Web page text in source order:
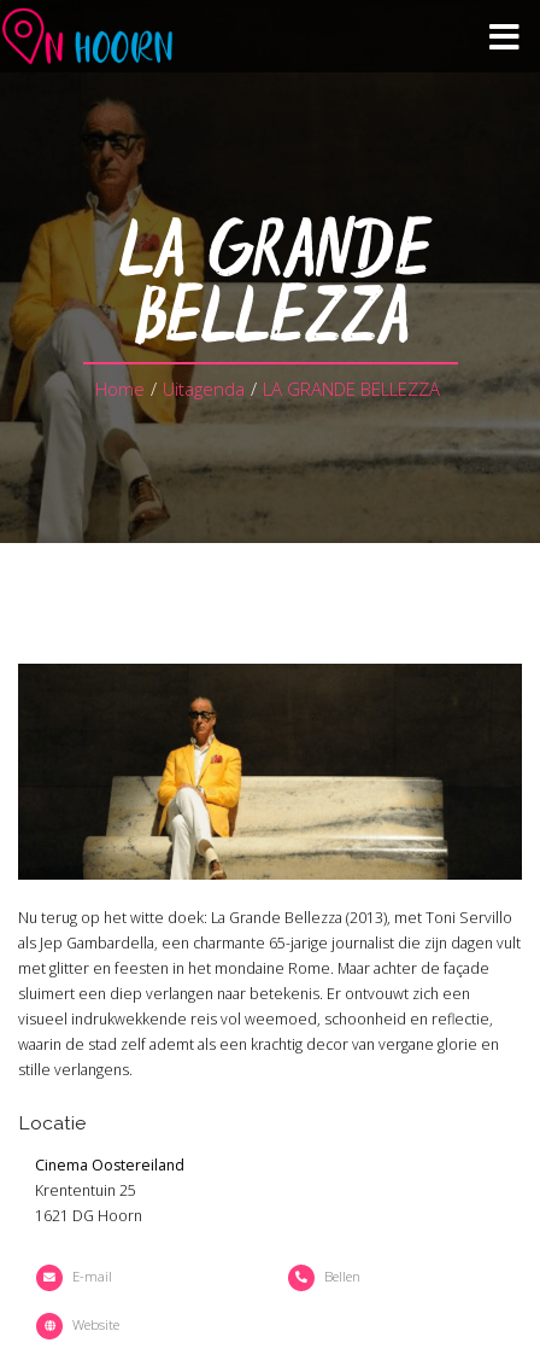
Winkelen & Horeca
Over Hoorn
Plan je bezoek
LA GRANDE
BELLEZZA
Home / Uitagenda / LA GRANDE BELLEZZA
Nu terug op het witte doek: La Grande Bellezza (2013), met Toni Servillo
als Jep Gambardella, een charmante 65-jarige journalist die zijn dagen vult
met glitter en feesten in het mondaine Rome. Maar achter de façade
sluimert een diep verlangen naar betekenis. Er ontvouwt zich een
visueel indrukwekkende reis vol weemoed, schoonheid en reflectie,
waarin de stad zelf ademt als een krachtig decor van vergane glorie en
stille verlangens.
Locatie
Cinema Oostereiland
Krententuin 25
1621 DG Hoorn
E-mail Bellen
Website